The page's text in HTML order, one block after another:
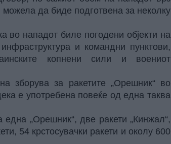
можела да биде подготвена за неколку
во нападот биле погодени објекти на
и командни пунктови,
копнени сили и воениот
зборува за ракетите „Орешник“ во
е употребена повеќе од една таква
една „Орешник“, две ракети „Кинжал“,
54 крстосувачки ракети и околу 600